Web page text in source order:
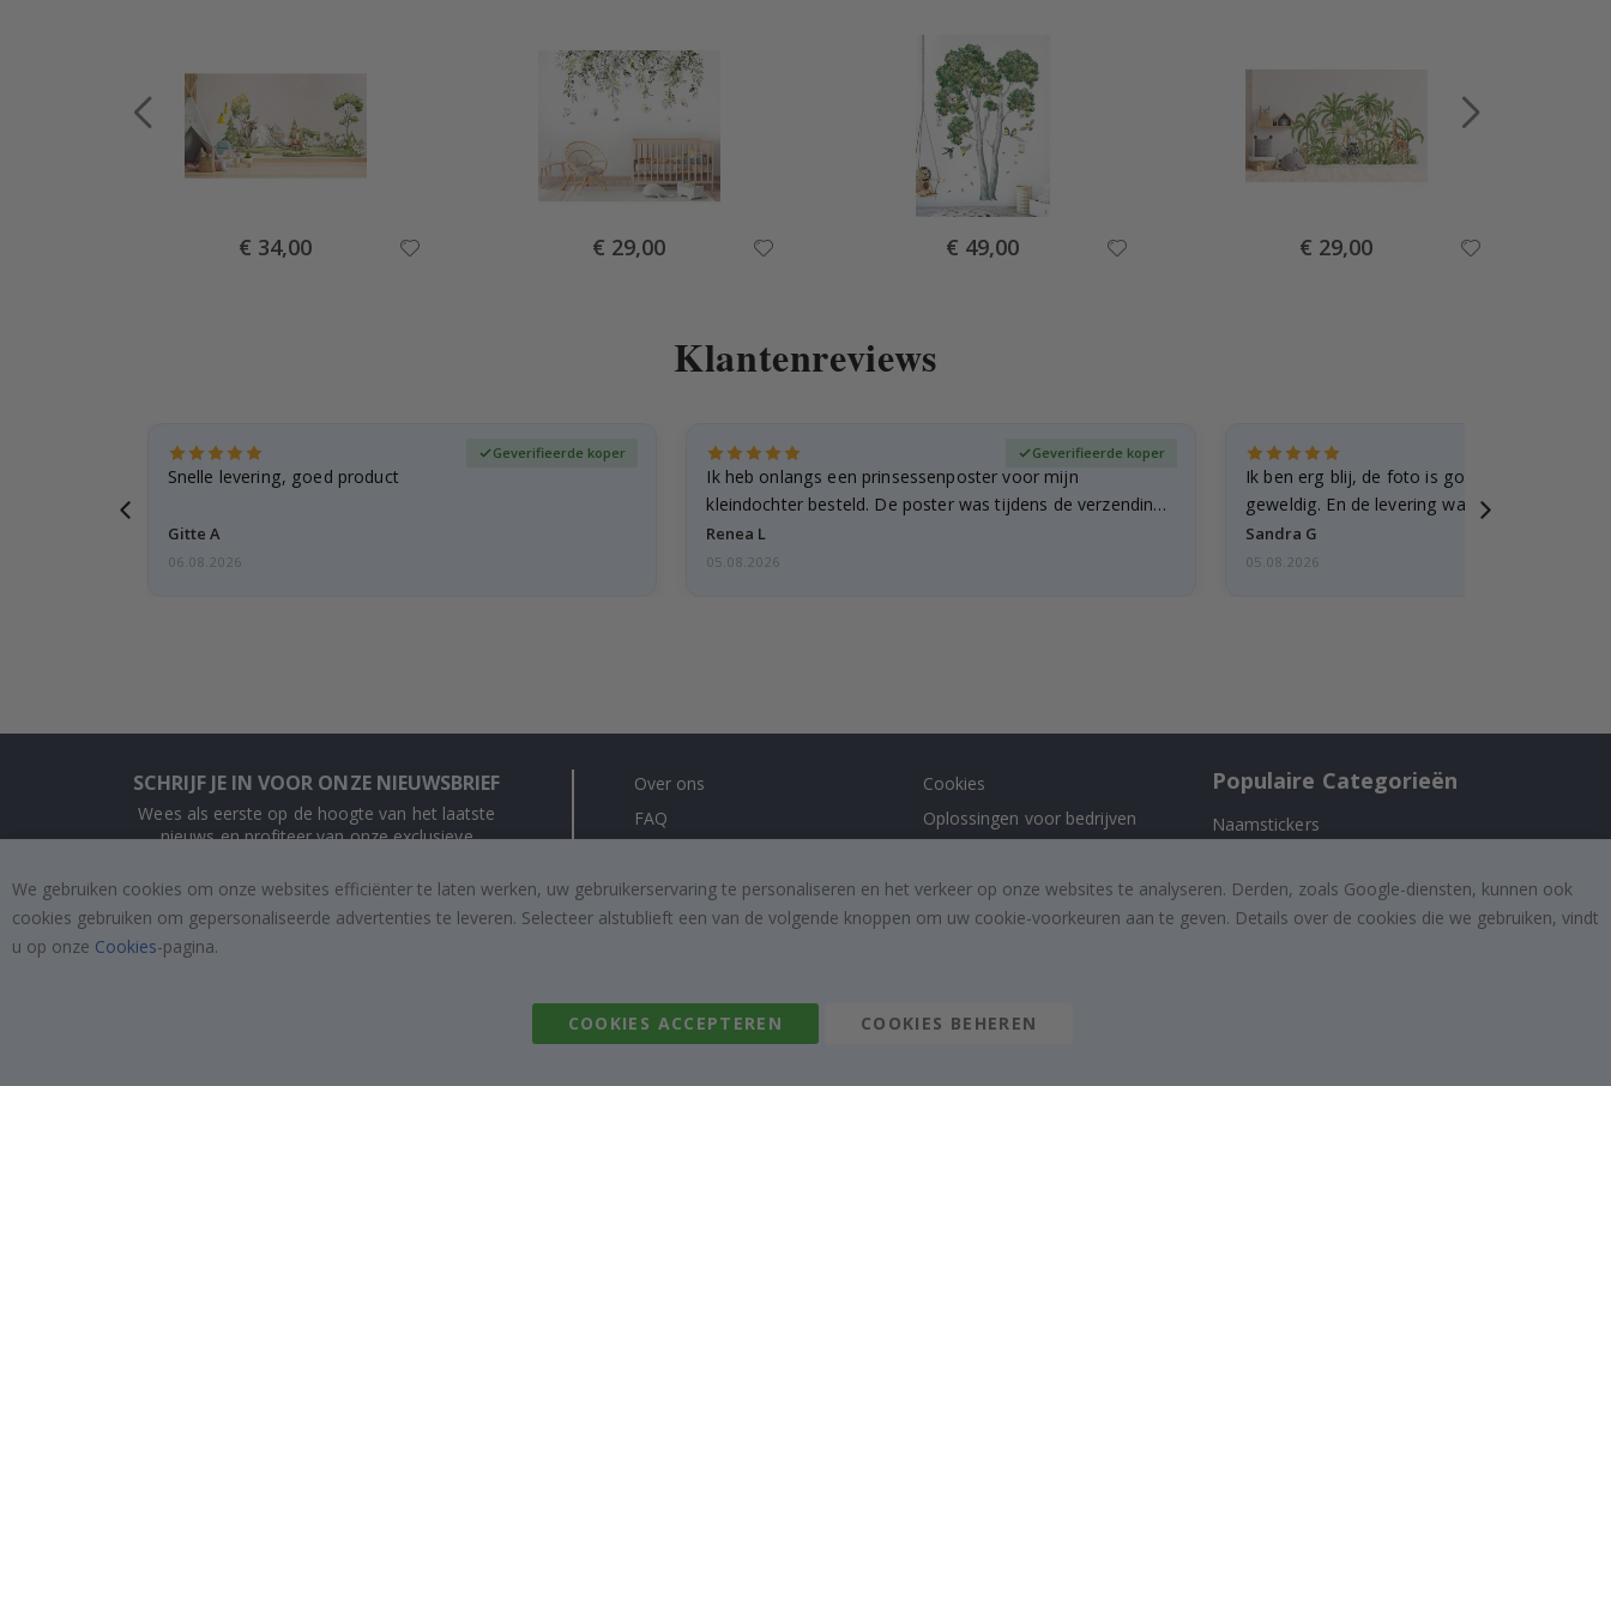
Special
Price
€ 34,00 Special
Price
€ 29,00 Special
Price
€ 49,00 Special
Price
€ 29,00
Klantenreviews
Snelle levering, goed product
Gitte A
Geverifieerde koper
06.08.2026
Ik heb onlangs een prinsessenposter voor mijn
kleindochter besteld. De poster was tijdens de verzending
licht…
Renea L
Geverifieerde koper
05.08.2026
Ik ben erg blij, de foto is goed gelukt en de
geweldig. En de levering was snel.
Sandra G
05.08.2026
SCHRIJF JE IN VOOR ONZE NIEUWSBRIEF
Wees als eerste op de hoogte van het laatste
nieuws en profiteer van onze exclusieve
INSCHRIJVEN
Over ons
FAQ
Recht om te annuleren
Algemene voorwaarden
Cookies
Oplossingen voor bedrijven
Samenwerken met ons
Instructies
Populaire Categorieën
Naamstickers
Tegelstickers
Posters
We gebruiken cookies om onze websites efficiënter te laten werken, uw gebruikerservaring te personaliseren en het verkeer op onze websites te analyseren. Derden, zoals Google-diensten, kunnen ook
cookies gebruiken om gepersonaliseerde advertenties te leveren. Selecteer alstublieft een van de volgende knoppen om uw cookie-voorkeuren aan te geven. Details over de cookies die we gebruiken, vindt
u op onze Cookies-pagina.
COOKIES ACCEPTEREN COOKIES BEHEREN